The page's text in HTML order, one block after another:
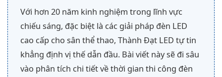
Với hơn 20 năm kinh nghiệm trong lĩnh vực
chiếu sáng, đặc biệt là các giải pháp đèn LED
cao cấp cho sân thể thao, Thành Đạt LED tự tin
khẳng định vị thế dẫn đầu. Bài viết này sẽ đi sâu
vào phân tích chi tiết về thời gian thi công đèn